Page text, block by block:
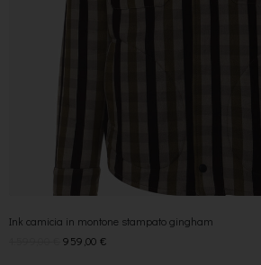
Ink camicia in montone stampato gingham
959,00€